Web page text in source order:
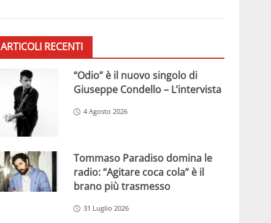
ARTICOLI RECENTI
“Odio” è il nuovo singolo di
Giuseppe Condello – L’intervista
4 Agosto 2026
Tommaso Paradiso domina le
radio: “Agitare coca cola” è il
brano più trasmesso
31 Luglio 2026